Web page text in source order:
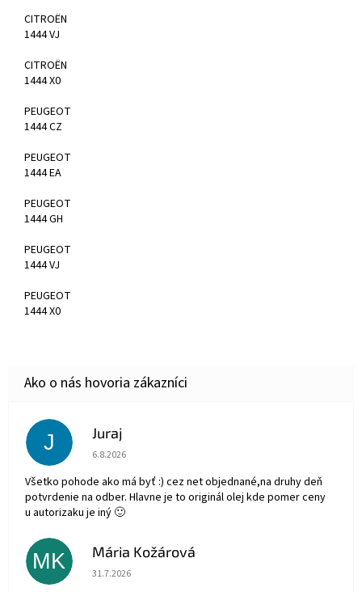
CITROËN
1444 VJ
CITROËN
1444 X0
PEUGEOT
1444 CZ
PEUGEOT
1444 EA
PEUGEOT
1444 GH
PEUGEOT
1444 VJ
PEUGEOT
1444 X0
J Juraj
Hodnotenie obchodu je 5 z 5 hviezdičiek.
6.8.2026
Všetko pohode ako má byť :) cez net objednané,na druhy deň
potvrdenie na odber. Hlavne je to originál olej kde pomer ceny
u autorizaku je iný 🙂
MK Mária Kožárová
Hodnotenie obchodu je 5 z 5 hviezdičiek.
31.7.2026